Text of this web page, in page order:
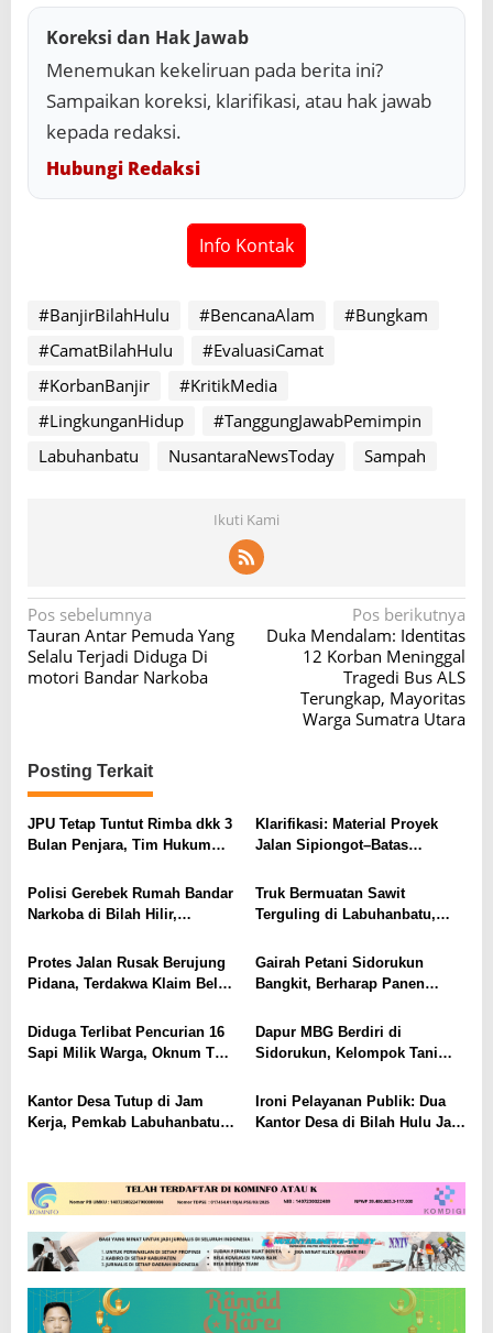
Koreksi dan Hak Jawab
Menemukan kekeliruan pada berita ini?
Sampaikan koreksi, klarifikasi, atau hak jawab
kepada redaksi.
Hubungi Redaksi
Info Kontak
#BanjirBilahHulu #BencanaAlam
#Bungkam
#CamatBilahHulu
#EvaluasiCamat
#KorbanBanjir
#KritikMedia
#LingkunganHidup
#TanggungJawabPemimpin
Labuhanbatu
NusantaraNewsToday Sampah
Ikuti Kami
N
a
v
a
s
i
o
s
Pos sebelumnya
Tauran Antar Pemuda Yang
Selalu Terjadi Diduga Di
motori Bandar Narkoba
Pos berikutnya
Duka Mendalam: Identitas
12 Korban Meninggal
Tragedi Bus ALS
Terungkap, Mayoritas
Warga Sumatra Utara
Posting Terkait
JPU Tetap Tuntut Rimba dkk 3
Bulan Penjara, Tim Hukum
Bebas
Klarifikasi: Material Proyek
Jalan Sipiongot–Batas
dan Berizin
Polisi Gerebek Rumah Bandar
Narkoba di Bilah Hilir,
Timbangan Elektrik
Truk Bermuatan Sawit
Terguling di Labuhanbatu,
Tertimpa TBS
Protes Jalan Rusak Berujung
Pidana, Terdakwa Klaim Bela
Gairah Petani Sidorukun
Bangkit, Berharap Panen
Program Makan Bergizi Gratis
Diduga Terlibat Pencurian 16
Sapi Milik Warga, Oknum TNI
Subdenpom
Dapur MBG Berdiri di
Sidorukun, Kelompok Tani
Pasok Bahan Pangan
Kantor Desa Tutup di Jam
Kerja, Pemkab Labuhanbatu
Ironi Pelayanan Publik: Dua
Kantor Desa di Bilah Hulu Jadi